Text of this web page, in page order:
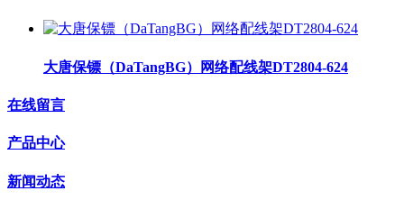
大唐保镖（DaTangBG）网络配线架DT2804-624
在线留言
产品中心
新闻动态